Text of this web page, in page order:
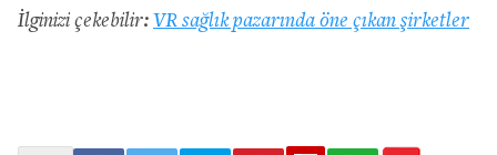
İlginizi çekebilir: VR sağlık pazarında öne çıkan şirketler